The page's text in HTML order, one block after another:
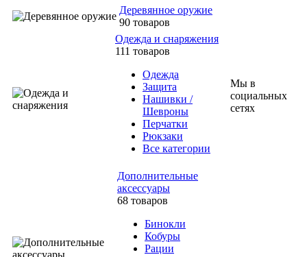
Деревянное оружие
90 товаров
Одежда и снаряжения
111 товаров
Одежда
Защита
Нашивки /
Шевроны
Перчатки
Рюкзаки
Все категории
Дополнительные
аксессуары
68 товаров
Бинокли
Кобуры
Рации
Мы в
социальных
сетях